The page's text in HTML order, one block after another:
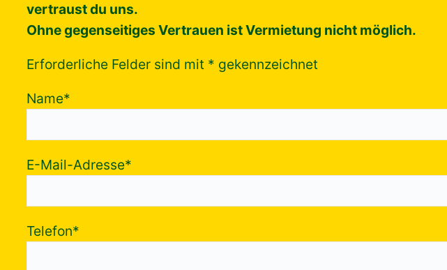
vertraust du uns.
Ohne gegenseitiges Vertrauen ist Vermietung nicht möglich.
Erforderliche Felder sind mit * gekennzeichnet
Name*
E-Mail-Adresse*
Telefon*